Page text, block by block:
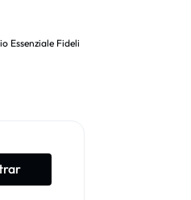
Essenziale Fideli